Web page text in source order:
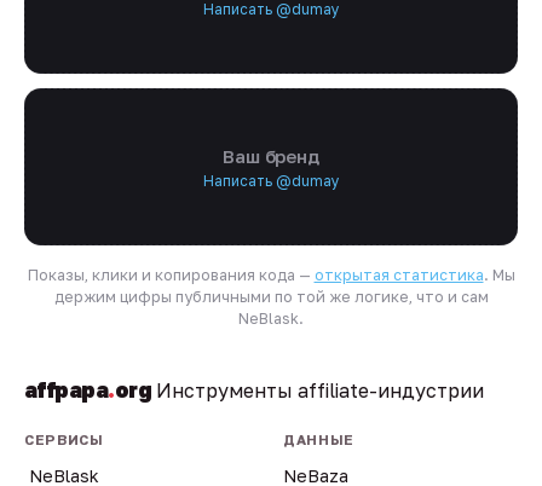
Написать @dumay
Ваш бренд
Написать @dumay
Показы, клики и копирования кода — открытая статистика. Мы
держим цифры публичными по той же логике, что и сам
NeBlask.
affpapa.org Инструменты affiliate-индустрии
СЕРВИСЫ
NeBlask
ДАННЫЕ
NeBaza